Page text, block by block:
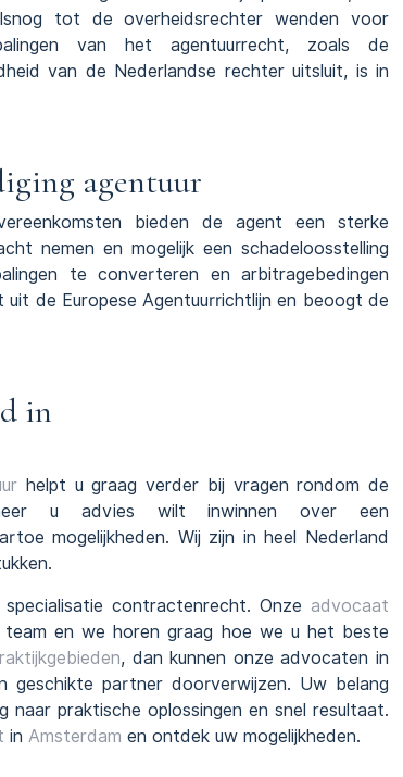
tot de overheidsrechter wenden voor
van het agentuurrecht, zoals de
van de Nederlandse rechter uitsluit, is in
agentuur
bieden de agent een sterke
nemen en mogelijk een schadeloosstelling
te converteren en arbitragebedingen
de Europese Agentuurrichtlijn en beoogt de
in
helpt u graag verder bij vragen rondom de
u advies wilt inwinnen over een
mogelijkheden. Wij zijn in heel Nederland
contractenrecht. Onze advocaat
en we horen graag hoe we u het beste
, dan kunnen onze advocaten in
geschikte partner doorverwijzen. Uw belang
praktische oplossingen en snel resultaat.
in Amsterdam en ontdek uw mogelijkheden.